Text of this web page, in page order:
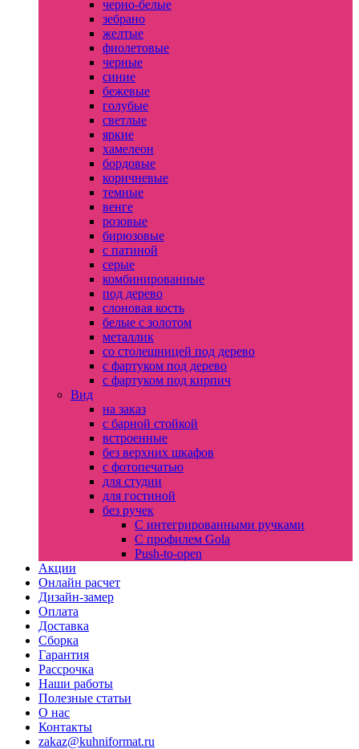
черно-белые
зебрано
желтые
фиолетовые
черные
синие
бежевые
голубые
светлые
яркие
хамелеон
бордовые
коричневые
темные
венге
розовые
бирюзовые
с патиной
серые
комбинированные
под дерево
слоновая кость
белые с золотом
металлик
со столешницей под дерево
с фартуком под дерево
с фартуком под кирпич
Вид
на заказ
с барной стойкой
встроенные
без верхних шкафов
с фотопечатью
для студии
для гостиной
без ручек
С интегрированными ручками
С профилем Gola
Push-to-open
Акции
Онлайн расчет
Дизайн-замер
Оплата
Доставка
Сборка
Гарантия
Рассрочка
Наши работы
Полезные статьи
О нас
Контакты
zakaz@kuhniformat.ru